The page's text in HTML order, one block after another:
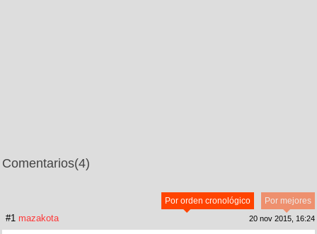
Comentarios(4)
Por mejores
Por orden cronológico
#1 mazakota 20 nov 2015, 16:24